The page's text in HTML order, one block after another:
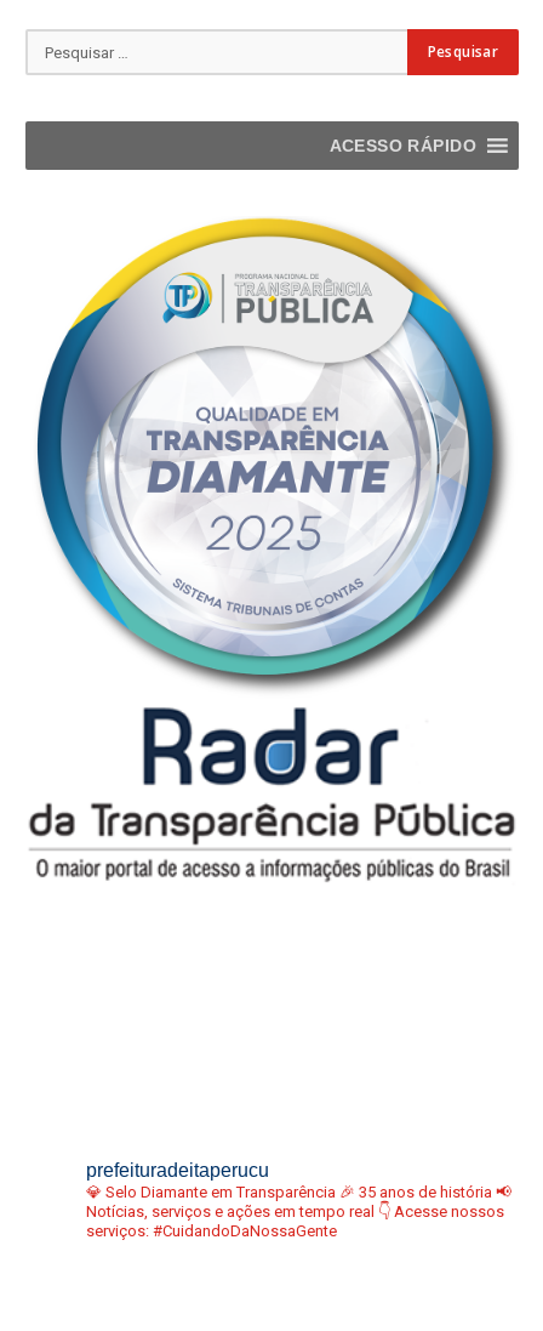
ACESSO RÁPIDO
prefeituradeitaperucu
💎 Selo Diamante em Transparência 🎉 35 anos de história 📢
Notícias, serviços e ações em tempo real 👇 Acesse nossos
serviços: #CuidandoDaNossaGente